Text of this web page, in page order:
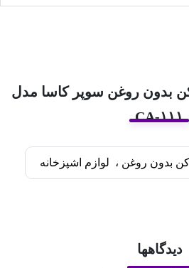
روغن سوپر کاسا مدل
CA-۱۱۱
روغن ، لوازم اشپزخانه
دیدگاهها